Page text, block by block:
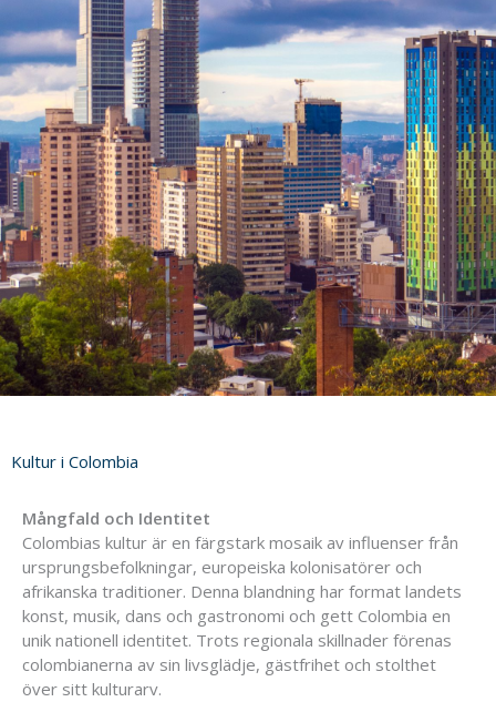
Kultur i Colombia
Mångfald och Identitet
Colombias kultur är en färgstark mosaik av influenser från
ursprungsbefolkningar, europeiska kolonisatörer och
afrikanska traditioner. Denna blandning har format landets
konst, musik, dans och gastronomi och gett Colombia en
unik nationell identitet. Trots regionala skillnader förenas
colombianerna av sin livsglädje, gästfrihet och stolthet
över sitt kulturarv.